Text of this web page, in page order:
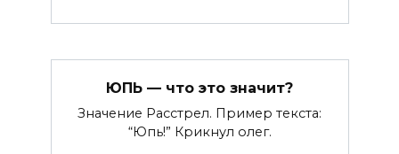
ЮПЬ — что это значит?
Значение Расстрел. Пример текста:
“Юпь!” Крикнул олег.